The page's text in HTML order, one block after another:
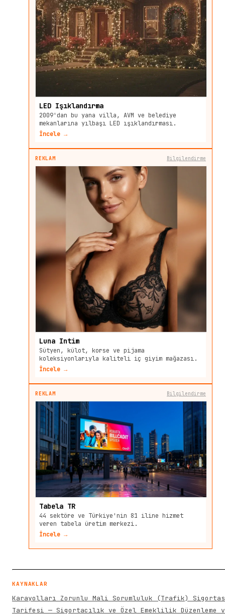
LED Işıklandırma
2009'dan bu yana villa, AVM ve belediye
mekanlarına yılbaşı LED ışıklandırması.
İncele →
REKLAM Bilgilendirme
Luna Intim
Sütyen, külot, korse ve pijama
koleksiyonlarıyla kaliteli iç giyim mağazası.
İncele →
REKLAM Bilgilendirme
Tabela TR
44 sektöre ve Türkiye'nin 81 iline hizmet
veren tabela üretim merkezi.
İncele →
KAYNAKLAR
Karayolları Zorunlu Mali Sorumluluk (Trafik)
Tarifesi — Sigortacılık ve Özel Emeklilik Düzenleme